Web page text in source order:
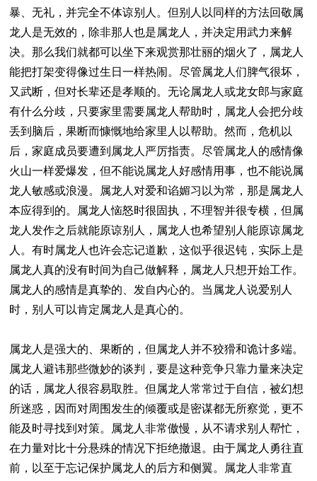
暴、无礼，并完全不体谅别人。但别人以同样的方法回敬属
龙人是无效的，除非那人也是属龙人，并决定用武力来解
决。那么我们就都可以坐下来观赏那壮丽的烟火了，属龙人
能把打架变得像过生日一样热闹。尽管属龙人们脾气很坏，
又武断，但对长辈还是孝顺的。无论属龙人或龙女郎与家庭
有什么分歧，只要家里需要属龙人帮助时，属龙人会把分歧
丢到脑后，果断而慷慨地给家里人以帮助。然而，危机以
后，家庭成员要遭到属龙人严厉指责。尽管属龙人的感情像
火山一样爱爆发，但不能说属龙人好感情用事，也不能说属
龙人敏感或浪漫。属龙人对爱和谄媚习以为常，那是属龙人
本应得到的。属龙人恼怒时很固执，不理智并很专横，但属
龙人发作之后就能原谅别人，属龙人也希望别人能原谅属龙
人。有时属龙人也许会忘记道歉，这似乎很迟钝，实际上是
属龙人真的没有时间为自己做解释，属龙人只想开始工作。
属龙人的感情是真挚的、发自内心的。当属龙人说爱别人
时，别人可以肯定属龙人是真心的。
属龙人是强大的、果断的，但属龙人并不狡猾和诡计多端。
属龙人避讳那些微妙的谈判，要是这种竞争只靠力量来决定
的话，属龙人很容易取胜。但属龙人常常过于自信，被幻想
所迷惑，因而对周围发生的倾覆或是密谋都无所察觉，更不
能及时寻找到对策。属龙人非常傲慢，从不请求别人帮忙，
在力量对比十分悬殊的情况下拒绝撤退。由于属龙人勇往直
前，以至于忘记保护属龙人的后方和侧翼。属龙人非常直